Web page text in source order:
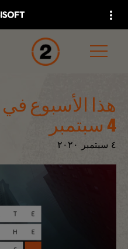
٤ سبتمبر ٢٠٢٠
4 سبتمبر